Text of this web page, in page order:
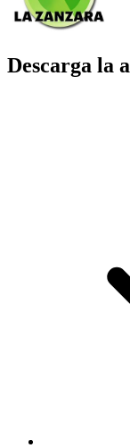
Descarga la